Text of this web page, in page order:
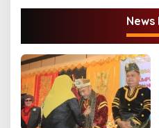
News